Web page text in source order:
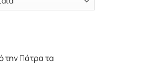
την Πάτρα τα